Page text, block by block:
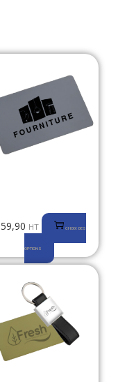
59,90 HT CHOIX DES
OPTIONS